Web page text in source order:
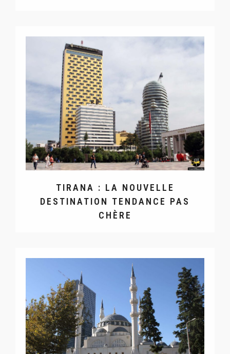
TIRANA : LA NOUVELLE
DESTINATION TENDANCE PAS
CHÈRE